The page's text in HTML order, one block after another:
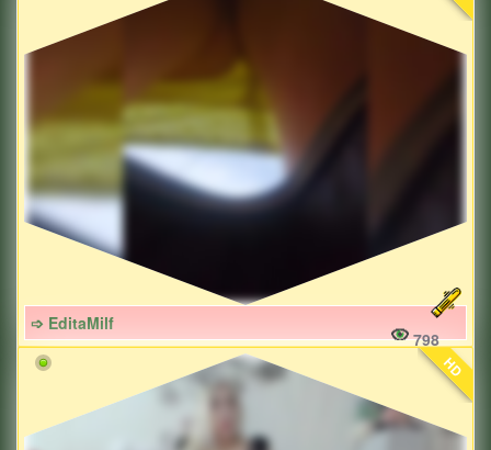
➩ EditaMilf
798
HD